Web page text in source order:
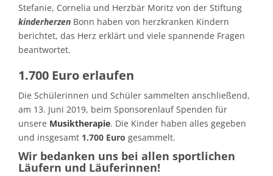
Stefanie, Cornelia und Herzbär Moritz von der Stiftung
kinderherzen Bonn haben von herzkranken Kindern
berichtet, das Herz erklärt und viele spannende Fragen
beantwortet.
1.700 Euro erlaufen
Die Schülerinnen und Schüler sammelten anschließend,
am 13. Juni 2019, beim Sponsorenlauf Spenden für
unsere Musiktherapie. Die Kinder haben alles gegeben
und insgesamt 1.700 Euro gesammelt.
Wir bedanken uns bei allen sportlichen
Läufern und Läuferinnen!